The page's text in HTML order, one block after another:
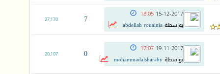
15-12-2017
18:05
بواسطةabdellah rouainia
7
27,170
19-11-2017
17:07
بواسطةmohammadalsharaby
0
20,107